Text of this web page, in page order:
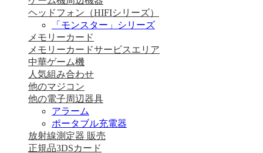
ヘッドフォン（HIFIシリーズ）
「モンスター」シリーズ
メモリーカード
メモリーカードサービスエリア
中華ゲーム機
人気組み合わせ
他のマジコン
他の電子周辺器具
アラーム
ポータブル充電器
放射線測定器 販売
正規品3DSカード